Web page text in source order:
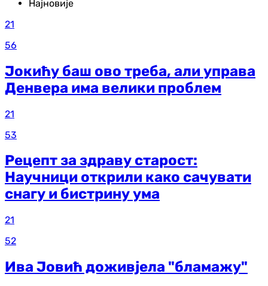
Најновије
21
56
Јокићу баш ово треба, али управа
Денвера има велики проблем
21
53
Рецепт за здраву старост:
Научници открили како сачувати
снагу и бистрину ума
21
52
Ива Јовић доживјела "бламажу"